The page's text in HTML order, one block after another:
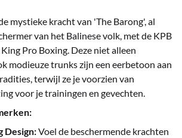
mystieke kracht van 'The Barong', al
van het Balinese volk, met de KPB
Pro Boxing. Deze niet alleen
modieuze trunks zijn een eerbetoon aan
terwijl ze je voorzien van
voor je trainingen en gevechten.
Design:Voel de beschermende krachten